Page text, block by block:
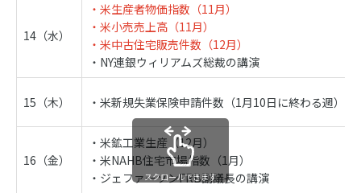
14（水）
・米生産者物価指数（11月）
・米小売売上高（11月）
・米中古住宅販売件数（12月）
・NY連銀ウィリアムズ総裁の講演
15（木） ・米新規失業保険申請件数（1月10日に終わる週）
16（金）
・米鉱工業生産（12月）
・米NAHB住宅市場指数（1月）
・ジェファーソンFRB副議長の講演
スクロールできます